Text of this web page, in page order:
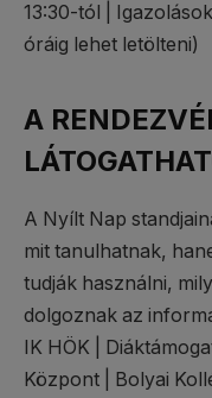
13:30-tól |
óráig lehet letölteni)
A
A Nyílt Nap
mit tanulhatnak,
tudják használni,
dolgoznak az
IK HÖK |
Központ | Bolyai